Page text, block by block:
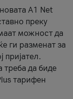
А1 Net
преку
можност да
ги разменат за
пријател.
треба да биде
тарифен